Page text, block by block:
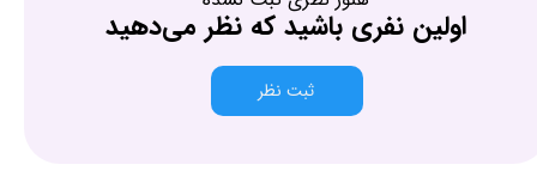
اولین نفری باشید که نظر می‌دهید
ثبت نظر